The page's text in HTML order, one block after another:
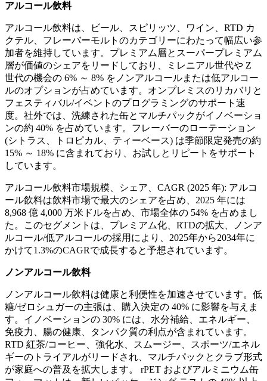
アルコール飲料
アルコール飲料は、ビール、スピリッツ、ワイン、RTD カ
クテル、フレーバーモルトのカテゴリーにわたって幅広い参
加者を維持しています。プレミアム層とスーパープレミアム
層が価値のシェアをリードしており、ミレニアル世代や Z
世代の機会の 6% ～ 8% をノンアルコールまたは低アルコー
ルのオプションが占めています。オンプレミスのリカバリと
フェスティバル/イベントのプログラミングのサポート速
度。社外では、洗練された缶とマルチパックがイノベーショ
ンの約 40% を占めています。フレーバーのローテーション
(シトラス、トロピカル、ティーベース) は季節限定発売の約
15% ～ 18% に含まれており、お試しとリピートをサポート
しています。
アルコール飲料市場規模、シェア、CAGR (2025 年): アルコ
ール飲料は飲料市場で最大のシェアを占め、2025 年には
8,968 億 4,000 万米ドルを占め、市場全体の 54% を占めまし
た。このセグメントは、プレミアム化、RTDの拡大、ノンア
ルコール/低アルコールの採用により、2025年から2034年に
かけて1.3%のCAGRで成長すると予想されています。
ノンアルコール飲料
ノンアルコール飲料は健康と利便性を加速させています。低
糖/ゼロシュガーの主張は、購入決定の 40% に影響を与えま
す。イノベーションの 30% には、水分補給、エネルギー、
免疫力、腸の健康、タンパク質の利点が含まれています。
RTD 紅茶/コーヒー、強化水、スムージー、スポーツ/エネル
ギーのトライアルがリードされ、マルチパックとクラブ形式
が家庭への普及を拡大します。 rPET およびアルミニウム缶